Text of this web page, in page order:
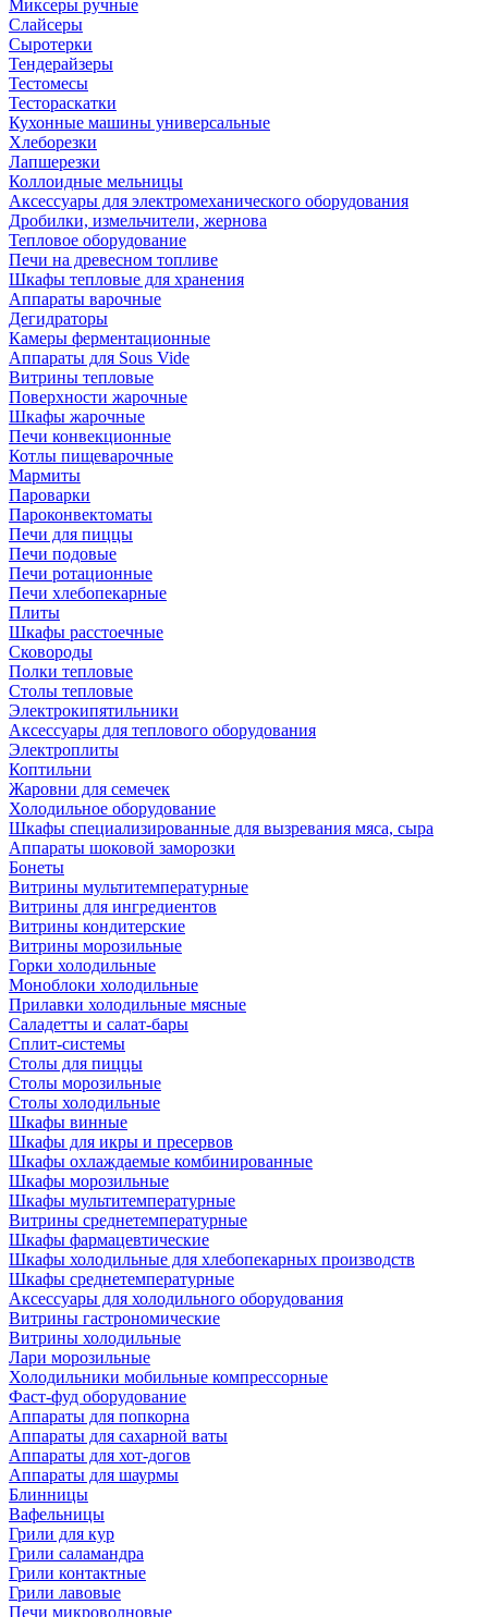
Миксеры ручные
Слайсеры
Сыротерки
Тендерайзеры
Тестомесы
Тестораскатки
Кухонные машины универсальные
Хлеборезки
Лапшерезки
Коллоидные мельницы
Аксессуары для электромеханического оборудования
Дробилки, измельчители, жернова
Тепловое оборудование
Печи на древесном топливе
Шкафы тепловые для хранения
Аппараты варочные
Дегидраторы
Камеры ферментационные
Аппараты для Sous Vide
Витрины тепловые
Поверхности жарочные
Шкафы жарочные
Печи конвекционные
Котлы пищеварочные
Мармиты
Пароварки
Пароконвектоматы
Печи для пиццы
Печи подовые
Печи ротационные
Печи хлебопекарные
Плиты
Шкафы расстоечные
Сковороды
Полки тепловые
Столы тепловые
Электрокипятильники
Аксессуары для теплового оборудования
Электроплиты
Коптильни
Жаровни для семечек
Холодильное оборудование
Шкафы специализированные для вызревания мяса, сыра
Аппараты шоковой заморозки
Бонеты
Витрины мультитемпературные
Витрины для ингредиентов
Витрины кондитерские
Витрины морозильные
Горки холодильные
Моноблоки холодильные
Прилавки холодильные мясные
Саладетты и салат-бары
Сплит-системы
Столы для пиццы
Столы морозильные
Столы холодильные
Шкафы винные
Шкафы для икры и пресервов
Шкафы охлаждаемые комбинированные
Шкафы морозильные
Шкафы мультитемпературные
Витрины среднетемпературные
Шкафы фармацевтические
Шкафы холодильные для хлебопекарных производств
Шкафы среднетемпературные
Аксессуары для холодильного оборудования
Витрины гастрономические
Витрины холодильные
Лари морозильные
Холодильники мобильные компрессорные
Фаст-фуд оборудование
Аппараты для попкорна
Аппараты для сахарной ваты
Аппараты для хот-догов
Аппараты для шаурмы
Блинницы
Вафельницы
Грили для кур
Грили саламандра
Грили контактные
Грили лавовые
Печи микроволновые